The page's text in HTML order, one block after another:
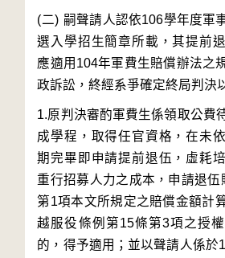
(二)	嗣聲請人認依106學年度軍事學校正期班甄
選入學招生簡章所載，其提前
應適用104年軍費生賠償辦法之
1.原判決審酌軍費生係領取公費
成學程，取得任官資格，在未
期完畢即申請提前退伍，虛耗
重行招募人力之成本，申請退伍
第1項本文所規定之賠償金額計
越服役條例第15條第3項之授
的，得予適用；並以聲請人係於